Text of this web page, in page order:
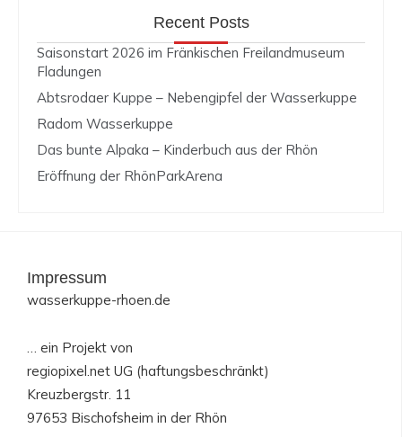
Recent Posts
Saisonstart 2026 im Fränkischen Freilandmuseum
Fladungen
Abtsrodaer Kuppe – Nebengipfel der Wasserkuppe
Radom Wasserkuppe
Das bunte Alpaka – Kinderbuch aus der Rhön
Eröffnung der RhönParkArena
Impressum
wasserkuppe-rhoen.de
… ein Projekt von
regiopixel.net UG (haftungsbeschränkt)
Kreuzbergstr. 11
97653 Bischofsheim in der Rhön